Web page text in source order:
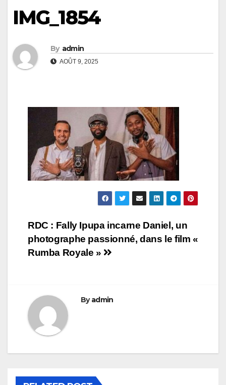
IMG_1854
By admin
AOÛT 9, 2025
Navigation
de
RDC : Fally Ipupa incarne Daniel, un
photographe passionné, dans le film «
Rumba Royale »
Byadmin